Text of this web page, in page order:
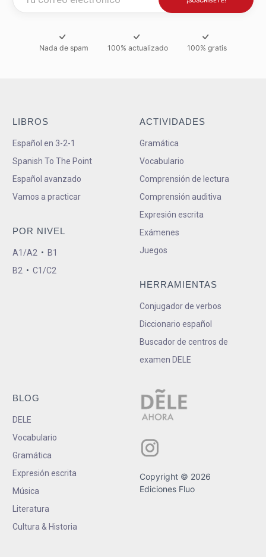
Nada de spam 100% actualizado 100% gratis
LIBROS
Español en 3-2-1
Spanish To The Point
Español avanzado
Vamos a practicar
POR NIVEL
A1/A2 • B1
B2 • C1/C2
ACTIVIDADES
Gramática
Vocabulario
Comprensión de lectura
Comprensión auditiva
Expresión escrita
Exámenes
Juegos
HERRAMIENTAS
Conjugador de verbos
Diccionario español
Buscador de centros de
examen DELE
BLOG
DELE
Vocabulario
Gramática
Expresión escrita
Música
Literatura
Cultura & Historia
Copyright © 2026
Ediciones Fluo